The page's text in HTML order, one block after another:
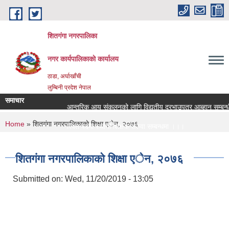
Skip to main content
शितगंगा नगरपालिका
नगर कार्यपालिकाकाे कार्यालय
ठाडा, अर्घाखाँची
लुम्बिनी प्रदेश नेपाल
समाचार
आन्तरिक आय संकलनको लागि विद्युतीय दरभाउपत्र आब्हान
रिक्त पदमा स्थायी शिक्षक सरुवा सम्बन्धमा ।।।
You are here
Home » शितगंगा नगरपालिकाकाे शिक्षा एेन, २०७६
शितगंगा नगरपालिकाकाे शिक्षा एेन, २०७६
Submitted on: Wed, 11/20/2019 - 13:05